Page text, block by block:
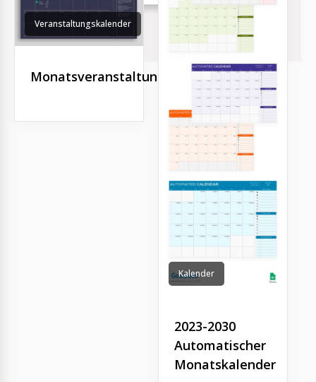
Veranstaltungskalender
Monatsveranstaltungskalender
Kalender
2023-2030
Automatischer
Monatskalender